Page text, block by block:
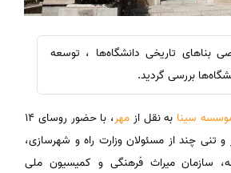
تاریخی دانشگاه‌ها ، توسعه
بررسی گردید.
سینا به نقل از مهر
، با حضور روسای ۱۴
و تنی چند از مسئولان وزارت راه و شهرسازی،
سازمان میراث فرهنگی و کمیسیون ملی